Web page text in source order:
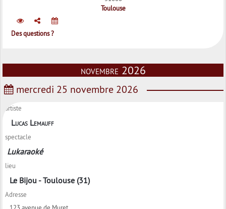
Toulouse
Des questions ?
novembre 2026
mercredi 25 novembre 2026
artiste
Lucas Lemauff
spectacle
Lukaraoké
lieu
Le Bijou - Toulouse (31)
Adresse
123 avenue de Muret